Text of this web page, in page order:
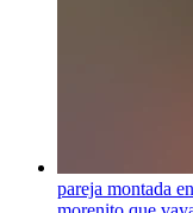
pareja montada